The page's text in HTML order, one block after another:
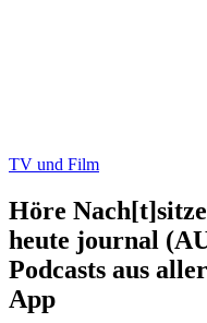
TV und Film
Höre
heute journal
Podcasts aus
App